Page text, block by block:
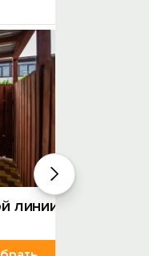
линии